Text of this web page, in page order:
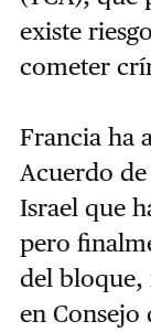
existe
cometer
Francia ha
Acuerdo
Israel que
pero
del bloque,
en Consejo